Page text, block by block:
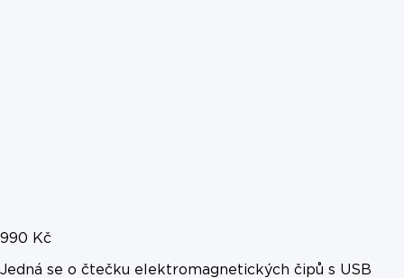
990 Kč
Jedná se o čtečku elektromagnetických čipů s USB